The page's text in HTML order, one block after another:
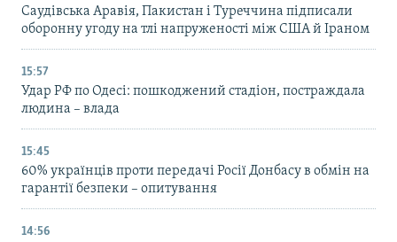
Саудівська Аравія, Пакистан і Туреччина підписали
оборонну угоду на тлі напруженості між США й Іраном
15:57
Удар РФ по Одесі: пошкоджений стадіон, постраждала
людина – влада
15:45
60% українців проти передачі Росії Донбасу в обмін на
гарантії безпеки – опитування
14:56